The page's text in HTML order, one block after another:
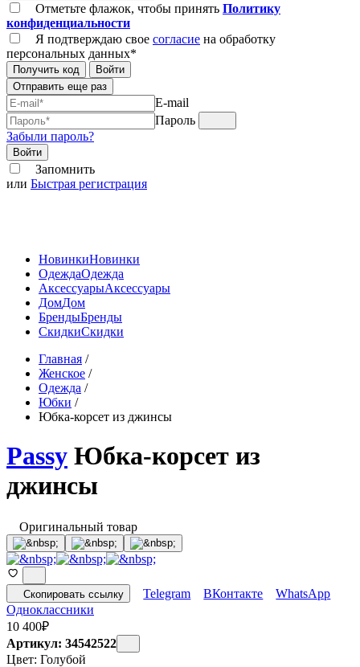
Отметьте флажок, чтобы принять Политику
конфиденциальности
Я подтверждаю свое согласие на обработку
персональных данных*
Получить код
Войти
Отправить еще раз
E-mail
Пароль
Забыли пароль?
Войти
Запомнить
или Быстрая регистрация
НовинкиНовинки
ОдеждаОдежда
АксессуарыАксессуары
ДомДом
БрендыБренды
СкидкиСкидки
Главная /
Женское /
Одежда /
Юбки /
Юбка-корсет из джинсы
Passy Юбка-корсет из
джинсы
Оригинальный товар
Скопировать ссылку Telegram ВКонтакте
WhatsApp
Одноклассники
10 400₽
Артикул: 34542522
Цвет: Голубой